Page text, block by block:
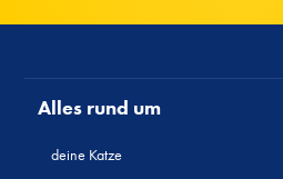
Alles rund um
deine Katze